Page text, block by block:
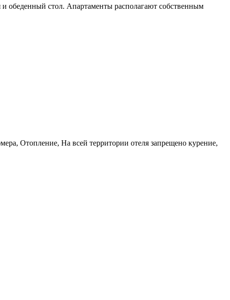
обеденный стол. Апартаменты располагают собственным
Отопление, На всей территории отеля запрещено курение,